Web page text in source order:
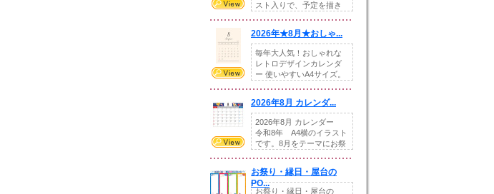
スト入りで、予定を描き
2026年★8月★おしゃ...
毎年大人気！おしゃれな
レトロデザインカレンダ
ー 使いやすいA4サイズ。
2026年8月 カレンダ...
2026年8月 カレンダー
令和8年 A4横のイラスト
です。8月をテーマにお祭
お祭り・縁日・屋台の
PO...
お祭り・縁日・屋台の